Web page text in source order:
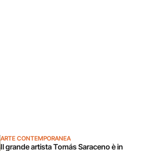
ARTE CONTEMPORANEA
Il grande artista Tomás Saraceno è in